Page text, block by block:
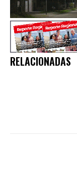
RELACIONADAS